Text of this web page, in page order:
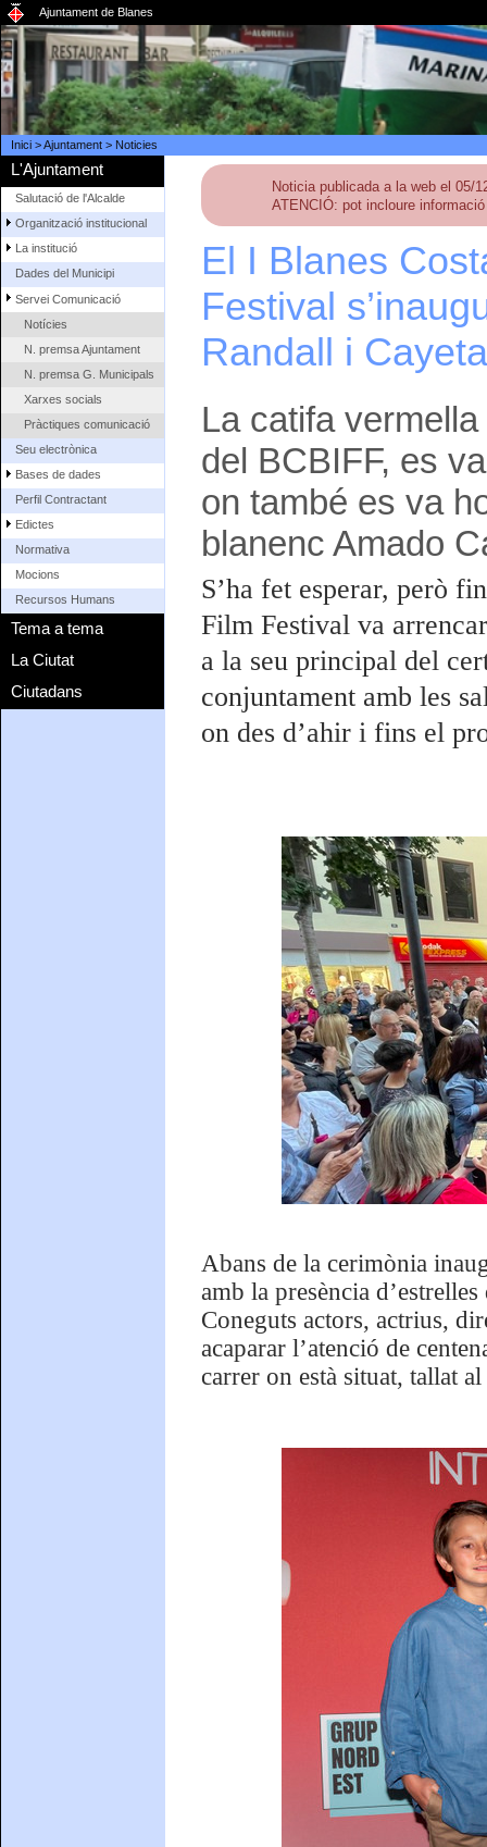
Ajuntament de Blanes
Inici>Ajuntament> Noticies
L'Ajuntament
Salutació de l'Alcalde
Organització institucional
La institució
Dades del Municipi
Servei Comunicació
Notícies
N. premsa Ajuntament
N. premsa G. Municipals
Xarxes socials
Pràctiques comunicació
Seu electrònica
Bases de dades
Perfil Contractant
Edictes
Normativa
Mocions
Recursos Humans
Tema a tema
La Ciutat
Ciutadans
Noticia publicada a la web el 05/
ATENCIÓ: pot incloure
El I Blanes
Festival
Randall i
La catifa
del BCBIFF, es
on també es va
blanenc Amado
S’ha fet esperar, però
Film Festival va
a la seu principal del
conjuntament amb les
on des d’ahir i fins el
Abans de la cerimònia
amb la presència
Coneguts actors, actrius,
acaparar l’atenció de
carrer on està situat, tallat